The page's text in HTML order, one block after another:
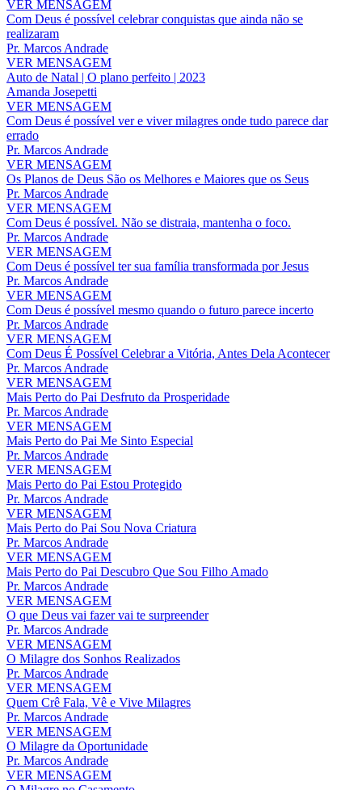
VER MENSAGEM
Com Deus é possível celebrar conquistas que ainda não se
realizaram
Pr. Marcos Andrade
VER MENSAGEM
Auto de Natal | O plano perfeito | 2023
Amanda Josepetti
VER MENSAGEM
Com Deus é possível ver e viver milagres onde tudo parece dar
errado
Pr. Marcos Andrade
VER MENSAGEM
Os Planos de Deus São os Melhores e Maiores que os Seus
Pr. Marcos Andrade
VER MENSAGEM
Com Deus é possível. Não se distraia, mantenha o foco.
Pr. Marcos Andrade
VER MENSAGEM
Com Deus é possível ter sua família transformada por Jesus
Pr. Marcos Andrade
VER MENSAGEM
Com Deus é possível mesmo quando o futuro parece incerto
Pr. Marcos Andrade
VER MENSAGEM
Com Deus É Possível Celebrar a Vitória, Antes Dela Acontecer
Pr. Marcos Andrade
VER MENSAGEM
Mais Perto do Pai Desfruto da Prosperidade
Pr. Marcos Andrade
VER MENSAGEM
Mais Perto do Pai Me Sinto Especial
Pr. Marcos Andrade
VER MENSAGEM
Mais Perto do Pai Estou Protegido
Pr. Marcos Andrade
VER MENSAGEM
Mais Perto do Pai Sou Nova Criatura
Pr. Marcos Andrade
VER MENSAGEM
Mais Perto do Pai Descubro Que Sou Filho Amado
Pr. Marcos Andrade
VER MENSAGEM
O que Deus vai fazer vai te surpreender
Pr. Marcos Andrade
VER MENSAGEM
O Milagre dos Sonhos Realizados
Pr. Marcos Andrade
VER MENSAGEM
Quem Crê Fala, Vê e Vive Milagres
Pr. Marcos Andrade
VER MENSAGEM
O Milagre da Oportunidade
Pr. Marcos Andrade
VER MENSAGEM